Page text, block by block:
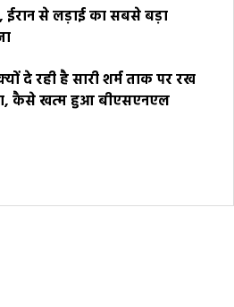
ईरान से लड़ाई का सबसे बड़ा
दे रही है सारी शर्म ताक पर रख
कैसे खत्म हुआ बीएसएनएल